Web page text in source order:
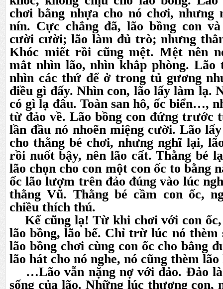
chơi bằng nhựa cho nó chơi, nhưng
nín. Cực chẳng đã, lão bồng con
cười cười; lão làm đủ trò; nhưng
Khóc miết rồi cũng mệt. Mệt nên
mắt nhìn lão, nhìn khắp phòng. Lão
nhìn các thứ để ở trong tủ gương
điều gì đấy. Nhìn con, lão lấy làm lạ.
có gì lạ đâu. Toàn san hô, ốc biển…,
từ đảo về. Lão bồng con đứng trước
lần đầu nó nhoẽn miệng cười. Lão
cho thằng bé chơi, nhưng nghĩ lại,
rồi nuốt bậy, nên lão cất. Thằng bé
lão chọn cho con một con ốc to bằng
ốc lão lượm trên đảo đúng vào lúc
thằng Vũ. Thằng bé cầm con ốc,
chiều thích thú.
Kể cũng lạ! Từ khi chơi với con ốc,
lão bồng, lão bế. Chỉ trừ lúc nó thèm
lão bồng chơi cùng con ốc cho bằng
lão hát cho nó nghe, nó cũng thèm
…Lão vẫn nặng nợ với đảo. Đảo là
sống của lão. Những lúc thương con,